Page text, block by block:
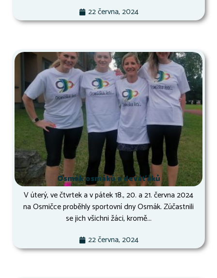
22 června, 2024
Osmák osmáků a deváťáků
V úterý, ve čtvrtek a v pátek 18., 20. a 21. června 2024
na Osmičce proběhly sportovní dny Osmák. Zúčastnili
se jich všichni žáci, kromě...
22 června, 2024